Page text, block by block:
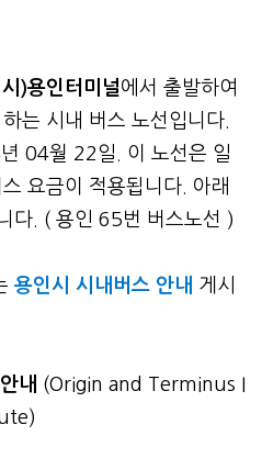
)용인터미널에서 출발하여
는 시내 버스 노선입니다.
04월 22일. 이 노선은 일
요금이 적용됩니다. 아래
다. ( 용인 65번 버스노선 )
용인시 시내버스 안내 게시
내 (Origin and Terminus I